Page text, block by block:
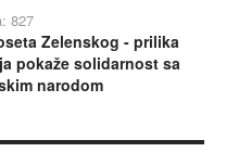
827
Zelenskog - prilika
pokaže solidarnost sa
narodom